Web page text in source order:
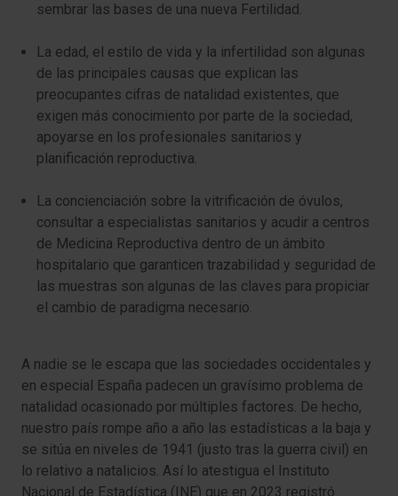
sembrar las bases de una nueva Fertilidad.
La edad, el estilo de vida y la infertilidad son algunas
de las principales causas que explican las
preocupantes cifras de natalidad existentes, que
exigen más conocimiento por parte de la sociedad,
apoyarse en los profesionales sanitarios y
planificación reproductiva.
La concienciación sobre la vitrificación de óvulos,
consultar a especialistas sanitarios y acudir a centros
de Medicina Reproductiva dentro de un ámbito
hospitalario que garanticen trazabilidad y seguridad de
las muestras son algunas de las claves para propiciar
el cambio de paradigma necesario.
A nadie se le escapa que las sociedades occidentales y
en especial España padecen un gravísimo problema de
natalidad ocasionado por múltiples factores. De hecho,
nuestro país rompe año a año las estadísticas a la baja y
se sitúa en niveles de 1941 (justo tras la guerra civil) en
lo relativo a natalicios. Así lo atestigua el Instituto
Nacional de Estadística (INE) que en 2023 registró